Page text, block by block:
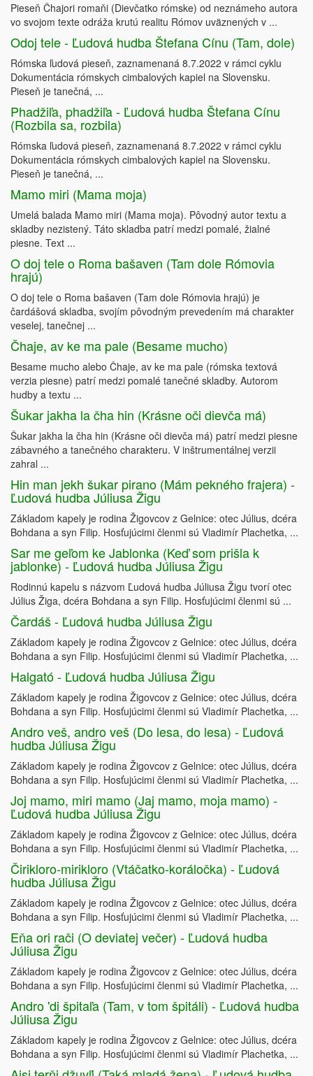
Pieseň Čhajori romaňi (Dievčatko rómske) od neznámeho autora
vo svojom texte odráža krutú realitu Rómov uväznených v ...
Odoj tele - Ľudová hudba Štefana Cínu (Tam, dole)
Rómska ľudová pieseň, zaznamenaná 8.7.2022 v rámci cyklu
Dokumentácia rómskych cimbalových kapiel na Slovensku.
Pieseň je tanečná, ...
Phadžiľa, phadžiľa - Ľudová hudba Štefana Cínu
(Rozbila sa, rozbila)
Rómska ľudová pieseň, zaznamenaná 8.7.2022 v rámci cyklu
Dokumentácia rómskych cimbalových kapiel na Slovensku.
Pieseň je tanečná, ...
Mamo miri (Mama moja)
Umelá balada Mamo miri (Mama moja). Pôvodný autor textu a
skladby nezistený. Táto skladba patrí medzi pomalé, žialné
piesne. Text ...
O doj tele o Roma bašaven (Tam dole Rómovia
hrajú)
O doj tele o Roma bašaven (Tam dole Rómovia hrajú) je
čardášová skladba, svojím pôvodným prevedením má charakter
veselej, tanečnej ...
Čhaje, av ke ma pale (Besame mucho)
Besame mucho alebo Čhaje, av ke ma pale (rómska textová
verzia piesne) patrí medzi pomalé tanečné skladby. Autorom
hudby a textu ...
Šukar jakha la čha hin (Krásne oči dievča má)
Šukar jakha la čha hin (Krásne oči dievča má) patrí medzi piesne
zábavného a tanečného charakteru. V inštrumentálnej verzii
zahral ...
Hin man jekh šukar pirano (Mám pekného frajera) -
Ľudová hudba Júliusa Žigu
Základom kapely je rodina Žigovcov z Gelnice: otec Július, dcéra
Bohdana a syn Filip. Hosťujúcimi členmi sú Vladimír Plachetka, ...
Sar me geľom ke Jablonka (Keď som prišla k
jablonke) - Ľudová hudba Júliusa Žigu
Rodinnú kapelu s názvom Ľudová hudba Júliusa Žigu tvorí otec
Július Žiga, dcéra Bohdana a syn Filip. Hosťujúcimi členmi sú ...
Čardáš - Ľudová hudba Júliusa Žigu
Základom kapely je rodina Žigovcov z Gelnice: otec Július, dcéra
Bohdana a syn Filip. Hosťujúcimi členmi sú Vladimír Plachetka, ...
Halgató - Ľudová hudba Júliusa Žigu
Základom kapely je rodina Žigovcov z Gelnice: otec Július, dcéra
Bohdana a syn Filip. Hosťujúcimi členmi sú Vladimír Plachetka, ...
Andro veš, andro veš (Do lesa, do lesa) - Ľudová
hudba Júliusa Žigu
Základom kapely je rodina Žigovcov z Gelnice: otec Július, dcéra
Bohdana a syn Filip. Hosťujúcimi členmi sú Vladimír Plachetka, ...
Joj mamo, miri mamo (Jaj mamo, moja mamo) -
Ľudová hudba Júliusa Žigu
Základom kapely je rodina Žigovcov z Gelnice: otec Július, dcéra
Bohdana a syn Filip. Hosťujúcimi členmi sú Vladimír Plachetka, ...
Čirikloro-mirikloro (Vtáčatko-koráločka) - Ľudová
hudba Júliusa Žigu
Základom kapely je rodina Žigovcov z Gelnice: otec Július, dcéra
Bohdana a syn Filip. Hosťujúcimi členmi sú Vladimír Plachetka, ...
Eňa ori rači (O deviatej večer) - Ľudová hudba
Júliusa Žigu
Základom kapely je rodina Žigovcov z Gelnice: otec Július, dcéra
Bohdana a syn Filip. Hosťujúcimi členmi sú Vladimír Plachetka, ...
Andro 'di špitaľa (Tam, v tom špitáli) - Ľudová hudba
Júliusa Žigu
Základom kapely je rodina Žigovcov z Gelnice: otec Július, dcéra
Bohdana a syn Filip. Hosťujúcimi členmi sú Vladimír Plachetka, ...